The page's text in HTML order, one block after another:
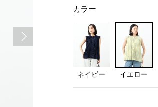
カラー
ネイビー イエロー